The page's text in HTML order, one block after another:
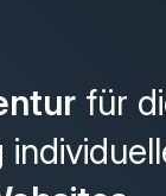
für